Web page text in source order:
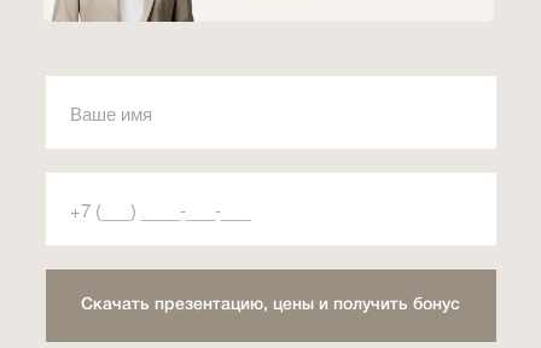
Скачать презентацию, цены и получить бонус